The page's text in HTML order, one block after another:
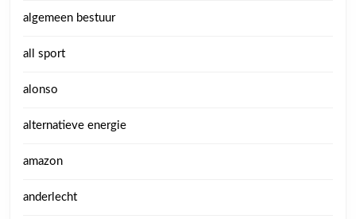
algemeen bestuur
all sport
alonso
alternatieve energie
amazon
anderlecht